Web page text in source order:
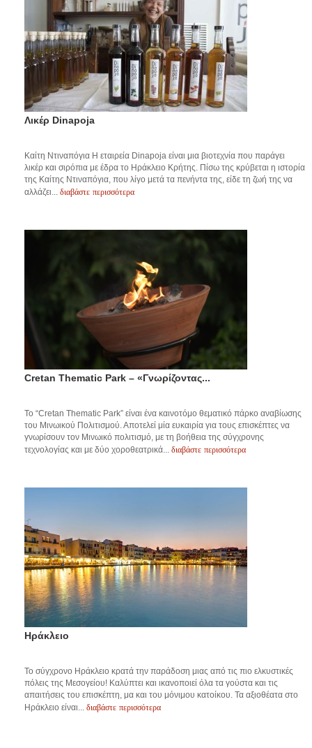
Λικέρ Dinapoja
Καίτη Ντιναπόγια H εταιρεία Dinapoja είναι μια βιοτεχνία που παράγει
λικέρ και σιρόπια με έδρα το Ηράκλειο Κρήτης. Πίσω της κρύβεται η ιστορία
της Καίτης Ντιναπόγια, που λίγο μετά τα πενήντα της, είδε τη ζωή της να
αλλάζει... διαβάστε περισσότερα
Cretan Thematic Park – «Γνωρίζοντας...
Το “Cretan Thematic Park” είναι ένα καινοτόμο θεματικό πάρκο αναβίωσης
του Μινωικού Πολιτισμού. Αποτελεί μία ευκαιρία για τους επισκέπτες να
γνωρίσουν τον Μινωικό πολιτισμό, με τη βοήθεια της σύγχρονης
τεχνολογίας και με δύο χοροθεατρικά... διαβάστε περισσότερα
Ηράκλειο
Το σύγχρονο Ηράκλειο κρατά την παράδοση μιας από τις πιο ελκυστικές
πόλεις της Μεσογείου! Καλύπτει και ικανοποιεί όλα τα γούστα και τις
απαιτήσεις του επισκέπτη, μα και του μόνιμου κατοίκου. Τα αξιοθέατα στο
Ηράκλειο είναι... διαβάστε περισσότερα